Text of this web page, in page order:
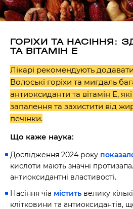
ГОРІХИ ТА НАСІННЯ:
ТА ВІТАМІН E
Лікарі рекомендують
Волоські горіхи та мигдаль
антиоксиданти та вітамін E,
запалення та захистити від
печінки.
Що каже наука:
Дослідження 2024 року
кислоти мають значні
антиоксидантні властивості.
Насіння чіа містить велику
клітковини та антиоксидантів,